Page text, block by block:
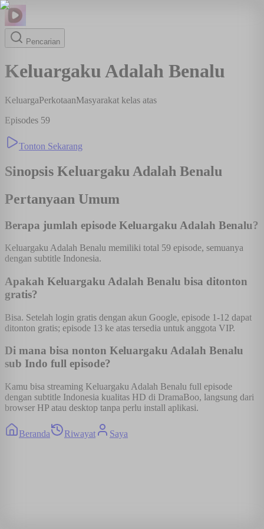
Pencarian
Keluargaku Adalah Benalu
KeluargaPerkotaanMasyarakat kelas atas
Episodes 59
Tonton Sekarang
Sinopsis Keluargaku Adalah Benalu
Pertanyaan Umum
Berapa jumlah episode Keluargaku Adalah Benalu?
Keluargaku Adalah Benalu memiliki total 59 episode, semuanya
dengan subtitle Indonesia.
Apakah Keluargaku Adalah Benalu bisa ditonton
gratis?
Bisa. Setelah login gratis dengan akun Google, episode 1-12 dapat
ditonton gratis; episode 13 ke atas tersedia untuk anggota VIP.
Di mana bisa nonton Keluargaku Adalah Benalu
sub Indo full episode?
Kamu bisa streaming Keluargaku Adalah Benalu full episode
dengan subtitle Indonesia kualitas HD di DramaBoo, langsung dari
browser HP atau desktop tanpa perlu install aplikasi.
Beranda Riwayat Saya